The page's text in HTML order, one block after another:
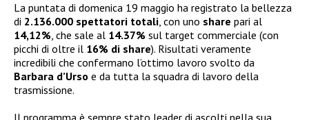
La puntata di domenica 19 maggio ha registrato la bellezza
di 2.136.000 spettatori totali, con uno share pari al
14,12%, che sale al 14.37% sul target commerciale (con
picchi di oltre il 16% di share). Risultati veramente
incredibili che confermano l’ottimo lavoro svolto da
Barbara d’Urso e da tutta la squadra di lavoro della
trasmissione.